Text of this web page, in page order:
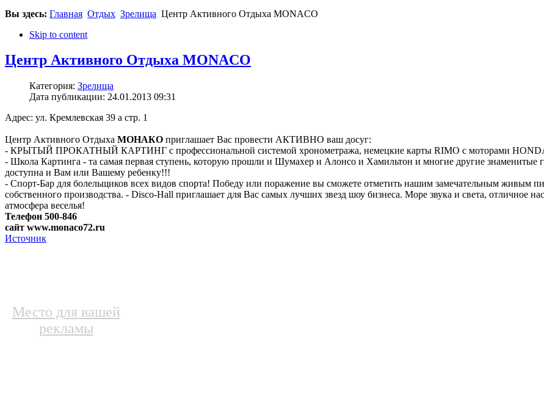
Вы здесь: Главная Отдых Зрелища Центр Активного Отдыха MONACO
Skip to content
Центр Активного Отдыха MONACO
Категория: Зрелища
Дата публикации: 24.01.2013 09:31
Адрес: ул. Кремлевская 39 а стр. 1
Центр Активного Отдыха МОНАКО приглашает Вас провести АКТИВНО ваш досуг:
- КРЫТЫЙ ПРОКАТНЫЙ КАРТИНГ с профессиональной системой хронометража, немецкие карты RIMO с моторами
- Школа Картинга - та самая первая ступень, которую прошли и Шумахер и Алонсо и Хамильтон и многие другие знаменитые
доступна и Вам или Вашему ребенку!!!
- Спорт-Бар для болельщиков всех видов спорта! Победу или поражение вы сможете отметить нашим замечательным живым
собственного производства. - Disco-Hall приглашает для Вас самых лучших звезд шоу бизнеса. Море звука и света, отличное
атмосфера веселья!
Телефон 500-846
сайт www.monaco72.ru
Источник
Место для вашей
рекламы